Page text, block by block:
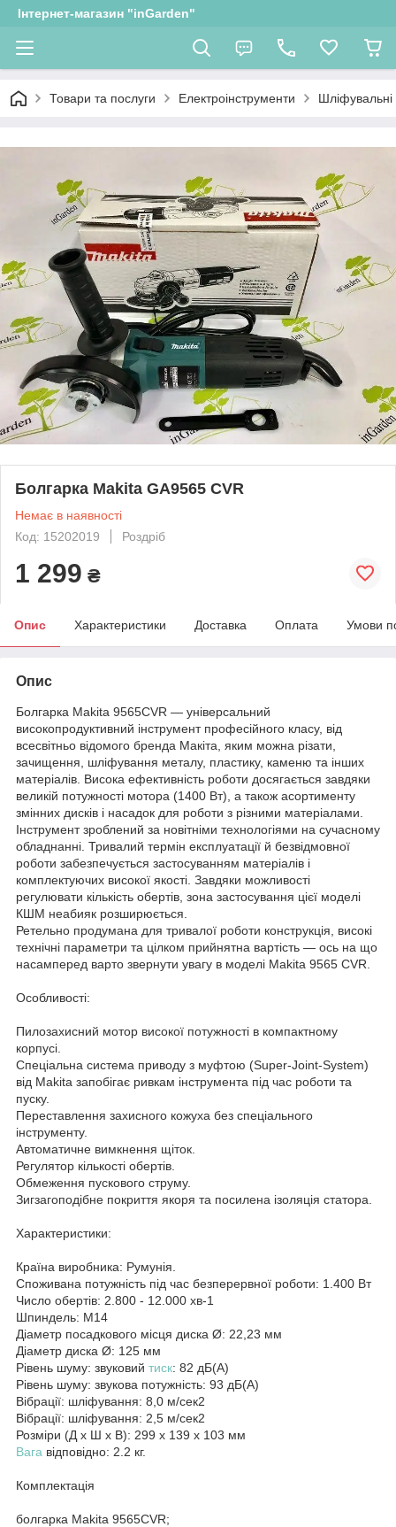
Інтернет-магазин "inGarden"
Товари та послуги Електроінструменти
Болгарка Makita GA9565 CVR
Немає в наявності
Код: 15202019
Роздріб
1 299 ₴
Опис Характеристики Доставка Оплата Умови
Опис
Болгарка Makita 9565CVR — універсальний
високопродуктивний інструмент професійного класу, від
всесвітньо відомого бренда Макіта, яким можна різати,
зачищення, шліфування металу, пластику, каменю та інших
матеріалів. Висока ефективність роботи досягається завдяки
великій потужності мотора (1400 Вт), а також асортименту
змінних дисків і насадок для роботи з різними матеріалами.
Інструмент зроблений за новітніми технологіями на сучасному
обладнанні. Тривалий термін експлуатації й безвідмовної
роботи забезпечується застосуванням матеріалів і
комплектуючих високої якості. Завдяки можливості
регулювати кількість обертів, зона застосування цієї моделі
КШМ неабияк розширюється.
Ретельно продумана для тривалої роботи конструкція, високі
технічні параметри та цілком прийнятна вартість — ось на що
насамперед варто звернути увагу в моделі Makita 9565 CVR.
Особливості:
Пилозахисний мотор високої потужності в компактному
корпусі.
Спеціальна система приводу з муфтою (Super-Joint-System)
від Makita запобігає ривкам інструмента під час роботи та
пуску.
Переставлення захисного кожуха без спеціального
інструменту.
Автоматичне вимкнення щіток.
Регулятор кількості обертів.
Обмеження пускового струму.
Зигзагоподібне покриття якоря та посилена ізоляція статора.
Характеристики:
Країна виробника: Румунія.
Споживана потужність під час безперервної роботи: 1.400 Вт
Число обертів: 2.800 - 12.000 хв-1
Шпиндель: M14
Діаметр посадкового місця диска Ø: 22,23 мм
Діаметр диска Ø: 125 мм
Рівень шуму: звуковий тиск: 82 дБ(А)
Рівень шуму: звукова потужність: 93 дБ(А)
Вібрації: шліфування: 8,0 м/сек2
Вібрації: шліфування: 2,5 м/сек2
Розміри (Д х Ш х В): 299 x 139 x 103 мм
Вага відповідно: 2.2 кг.
Комплектація
болгарка Makita 9565CVR;